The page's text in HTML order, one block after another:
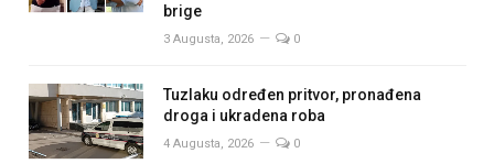
brige
3 Augusta, 2026 0
Tuzlaku određen pritvor, pronađena
droga i ukradena roba
4 Augusta, 2026 0